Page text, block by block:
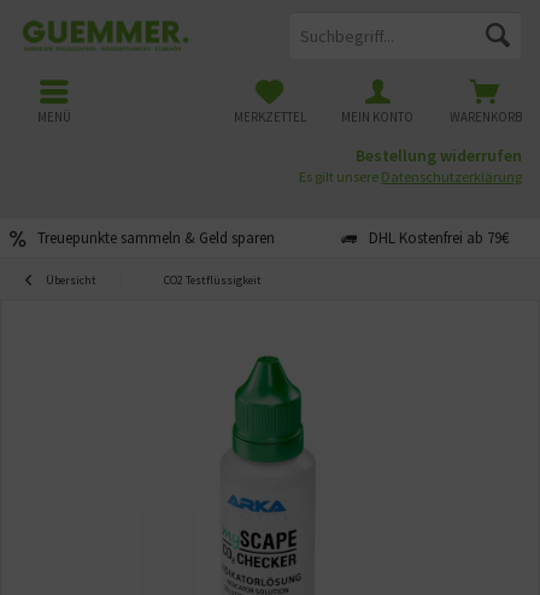
Treuepunkte sammeln & Geld sparen DHL Kostenfrei ab 79€
WARENKORB
MERKZETTEL MEIN KONTO
MENÜ
Bestellung widerrufen
Es gilt unsere Datenschutzerklärung
Übersicht CO2 Testflüssigkeit